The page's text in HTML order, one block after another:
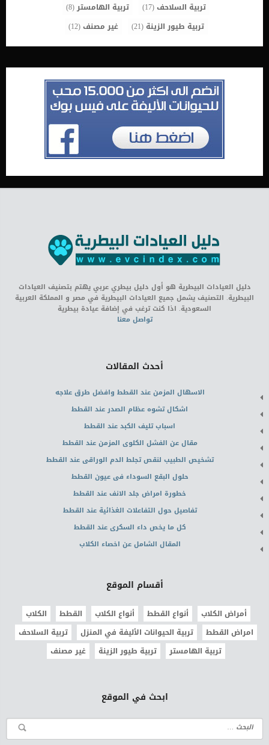
تربية السلاحف(17) تربية الهامستر(8)
تربية طيور الزينة (21) غير مصنف(12)
دليل العيادات البيطرية هو أول دليل بيطري عربي يهتم بتصنيف العيادات
البيطرية. التصنيف يشمل جميع العيادات البيطرية في مصر و المملكة العربية
السعودية. اذا كنت ترغب في إضافة عيادة بيطرية
تواصل معنا
أحدث المقالات
الاسهال المزمن عند القطط وافضل طرق علاجه
اشكال تشوه عظام الصدر عند القطط
اسباب تليف الكبد عند القطط
مقال عن الفشل الكلوى المزمن عند القطط
تشخيص الطبيب لنقص تجلط الدم الوراقى عند القطط
حلول البقع السوداء فى عيون القطط
خطورة امراض جلد الانف عند القطط
تفاصيل حول التفاعلات الغذائية عند القطط
كل ما يخص داء السكرى عند القطط
المقال الشامل عن اخصاء الكلاب
أقسام الموقع
أمراض الكلاب أنواع القطط أنواع الكلاب القطط
الكلاب
امراض القطط
تربية الحيوانات الأليفة في المنزل
تربية السلاحف
تربية الهامستر
تربية طيور الزينة غير مصنف
ابحث في الموقع